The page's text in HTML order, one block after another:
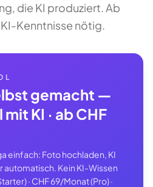
die KI produziert. Ab
Kenntnisse nötig.
gemacht —
KI · ab CHF
einfach: Foto hochladen, KI
automatisch. Kein KI-Wissen
· CHF 69/Monat (Pro) ·